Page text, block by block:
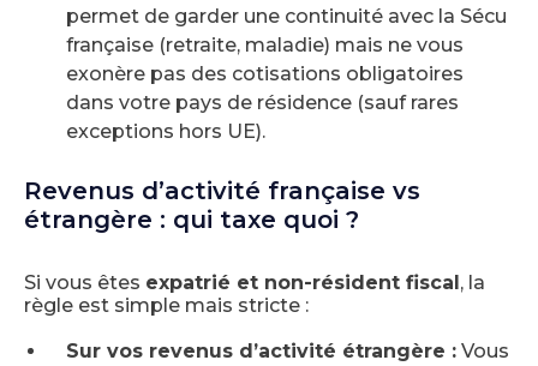
permet de garder une continuité avec la Sécu
française (retraite, maladie) mais ne vous
exonère pas des cotisations obligatoires
dans votre pays de résidence (sauf rares
exceptions hors UE).
Revenus d’activité française vs
étrangère : qui taxe quoi ?
Si vous êtes expatrié et non-résident fiscal, la
règle est simple mais stricte :
Sur vos revenus d’activité étrangère : Vous